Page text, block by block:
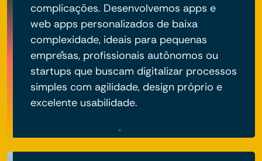
complicações. Desenvolvemos apps e
web apps personalizados de baixa
complexidade, ideais para pequenas
empresas, profissionais autônomos ou
startups que buscam digitalizar processos
simples com agilidade, design próprio e
excelente usabilidade.